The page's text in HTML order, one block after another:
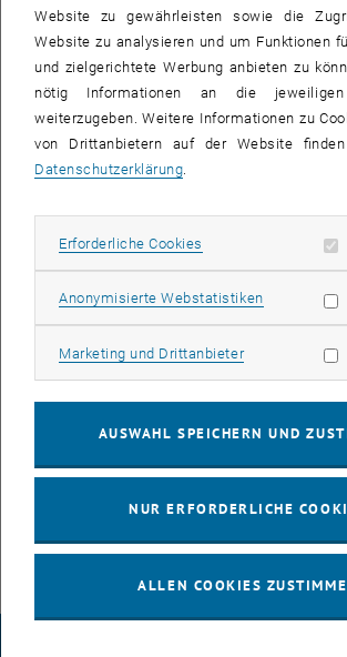
Kick-Off PFASAN
A unique mix of expertise came together
PFASAN project at the Science Centre in
The teams, led by Thomas Reichenauer (AIT
Technology), Thilo Hofmann (Universität Wien),
Heidi SCHAAR from our institute, with the
technologies for PFAS-contaminated sites.
We are looking forward to this exciting new
Website zu gewährleisten sowie die
Website zu analysieren und um Funktionen
und zielgerichtete Werbung anbieten zu
nötig Informationen an die jeweiligen
weiterzugeben. Weitere Informationen zu
von Drittanbietern auf der Website
Datenschutzerklärung.
Erforderliche Cookies Erforderliche Cookies
Anonymisierte WebstatistikenStatistik
Marketing und DrittanbieterMarketing
AUSWAHL SPEICHERN UND
NUR ERFORDERLICHE
ALLEN COOKIES